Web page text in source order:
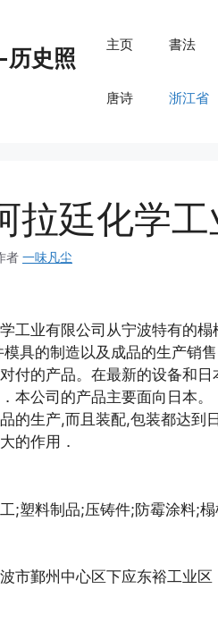
历史照
主页 書法
唐诗 浙江省
拉廷化学
者 一味凡尘
工业有限公司从宁波特有的
具的制造以及成品的生产销
付的产品。在最新的设备和
本公司的产品主要面向日本。
的生产,而且装配,包装都达到
的作用．
;塑料制品;压铸件;防霉涂料;
市鄞州中心区下应东裕工业区